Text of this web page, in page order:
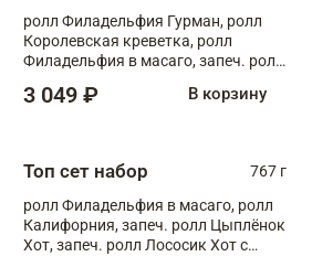
ролл Филадельфия Гурман, ролл
Королевская креветка, ролл
Филадельфия в масаго, запеч. ролл
Тигровая креветка с моцареллой,
3 049 ₽ В корзину
Топ сет набор
767 г
ролл Филадельфия в масаго, ролл
Калифорния, запеч. ролл Цыплёнок
Хот, запеч. ролл Лососик Хот с